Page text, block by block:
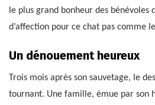
le plus grand bonheur des bénévoles
d’affection pour ce chat pas comme
Un dénouement heureux
Trois mois après son sauvetage, le
tournant. Une famille, émue par son